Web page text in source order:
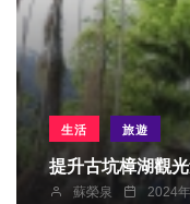
生活 旅遊
提升古坑樟湖觀
蘇榮泉 2024